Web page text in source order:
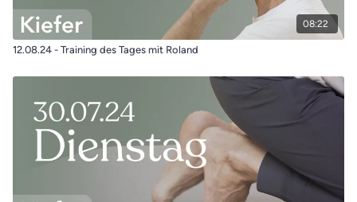
08:22
12.08.24 - Training des Tages mit Roland